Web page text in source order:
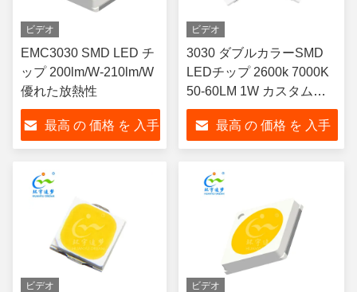
ビデオ
EMC3030 SMD LED チ
ップ 200lm/W-210lm/W
優れた放熱性
最高 の 価格 を 入手
ビデオ
3030 ダブルカラーSMD
LEDチップ 2600k 7000K
50-60LM 1W カスタム利
用可能
最高 の 価格 を 入手
ビデオ ビデオ